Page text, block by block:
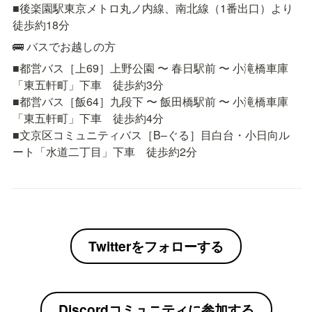
■後楽園駅東京メトロ丸ノ内線、南北線（1番出口）より
徒歩約18分
🚌 バスでお越しの方
■都営バス［上69］上野公園 〜 春日駅前 〜 小滝橋車庫
「東五軒町」下車　徒歩約3分
■都営バス［飯64］九段下 〜 飯田橋駅前 〜 小滝橋車庫
「東五軒町」下車　徒歩約4分
■文京区コミュニティバス［B–ぐる］目白台・小日向ル
ート「水道二丁目」下車　徒歩約2分
Twitterをフォローする